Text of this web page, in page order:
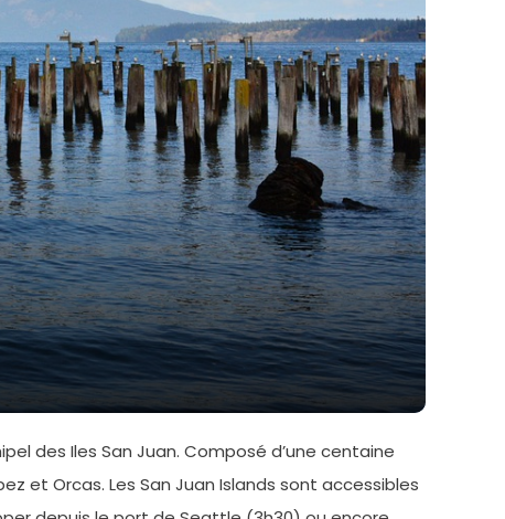
des Iles San Juan. Composé d’une centaine
et Orcas. Les San Juan Islands sont accessibles